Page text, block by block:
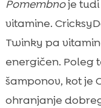
Pomembnoje tudi
vitamine.
Twinky pa
energičen. Poleg
šamponov, kot je
ohranjanje